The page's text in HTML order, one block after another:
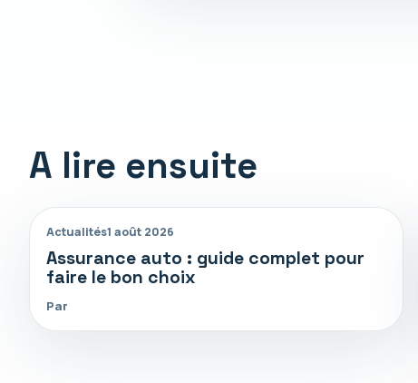
A lire ensuite
Actualités1 août 2026
Assurance auto : guide complet pour
faire le bon choix
Par